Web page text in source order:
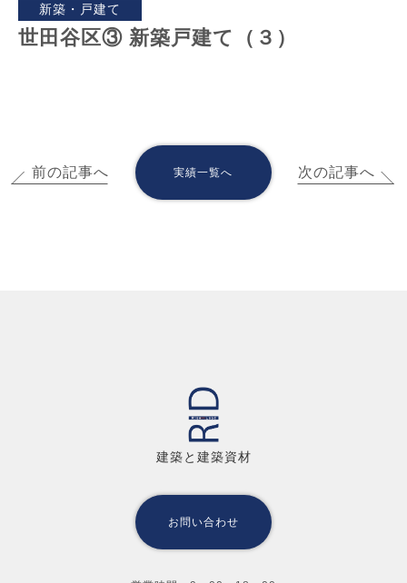
新築・戸建て
世田谷区③ 新築戸建て（３）
前の記事へ 実績一覧へ 次の記事へ
建築と建築資材
お問い合わせ